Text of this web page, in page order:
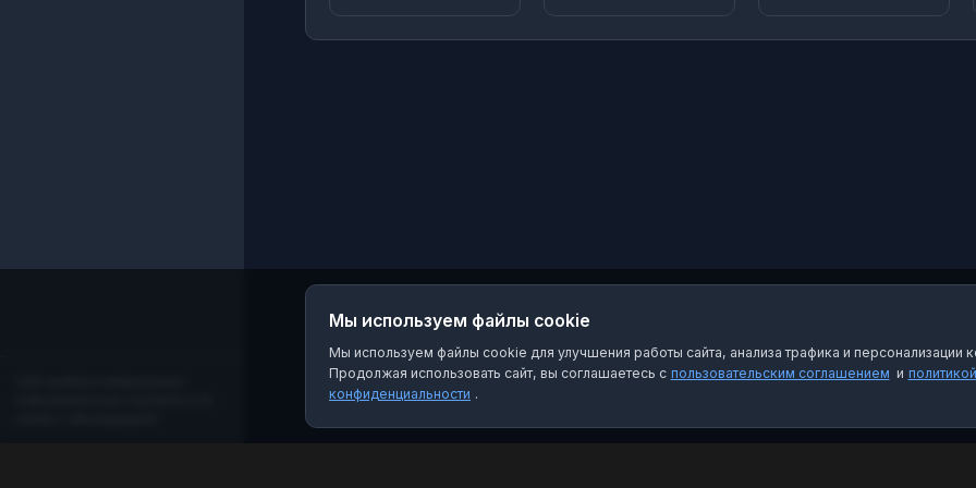
вопросам получения
получите
Мы используем файлы cookie
Мы используем файлы cookie для улучшения работы сайта, анализа трафика и персонализации
Продолжая использовать сайт, вы соглашаетесь с пользовательским соглашением и политикой
конфиденциальности .